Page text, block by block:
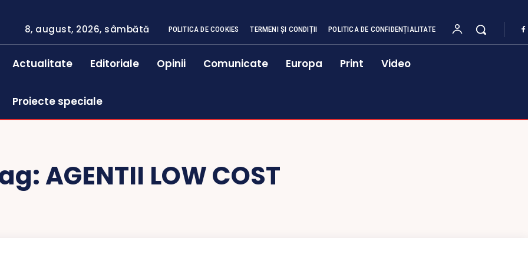
8, august, 2026, sâmbătă POLITICA DE COOKIES TERMENI ȘI CONDIȚII POLITICA DE CONFIDENȚIALITATE
Actualitate Editoriale Opinii Comunicate Europa Print Video
Proiecte speciale
AGENTII LOW COST